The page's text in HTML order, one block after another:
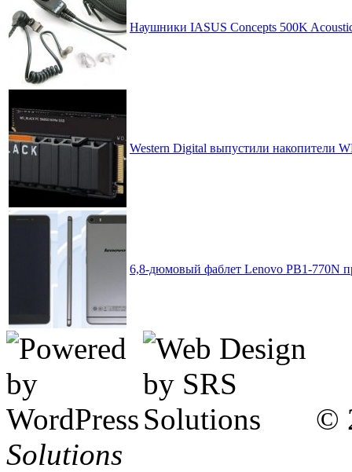
Наушники IASUS Concepts 500K
Western Digital выпустили накопители
6,8-дюмовый фаблет Lenovo PB1-770N
©
Solutions